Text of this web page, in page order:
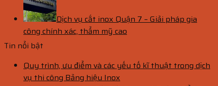
Dịch vụ cắt inox Quận 7 – Giải pháp gia
công chính xác, thẩm mỹ cao
Tin nổi bật
Quy trình, ưu điểm và các yếu tố kĩ thuật trong dịch
vụ thi công Bảng hiệu Inox